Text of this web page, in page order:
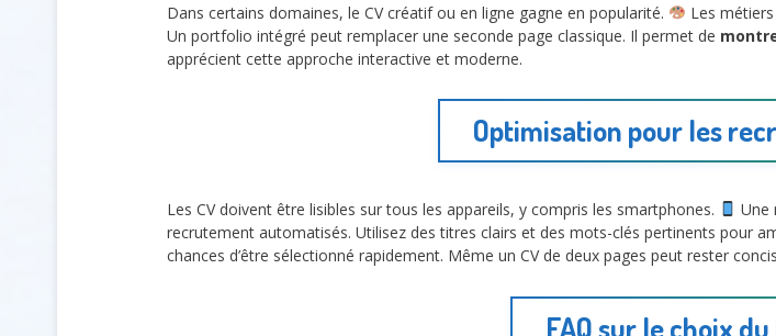
Dans certains domaines, le CV créatif ou en ligne gagne en popularité.
Les
Un portfolio intégré peut remplacer une seconde page classique. Il permet de
apprécient cette approche interactive et moderne.
Optimisation pour les
Les CV doivent être lisibles sur tous les appareils, y compris les smartphones.
Une
recrutement automatisés. Utilisez des titres clairs et des mots-clés pertinents pour
chances d’être sélectionné rapidement. Même un CV de deux pages peut rester
FAQ sur le choix